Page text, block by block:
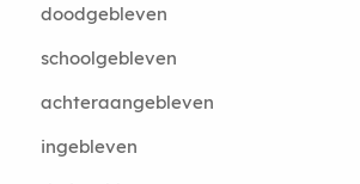
doodgebleven
schoolgebleven
achteraangebleven
ingebleven